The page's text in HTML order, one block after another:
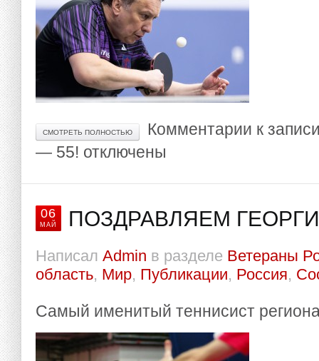
СМОТРЕТЬ ПОЛНОСТЬЮ Комментарии к
— 55! отключены
06
МАЙ ПОЗДРАВЛЯЕМ
Написал Admin в разделе Ветераны
область, Мир, Публикации, Россия,
Самый именитый теннисист